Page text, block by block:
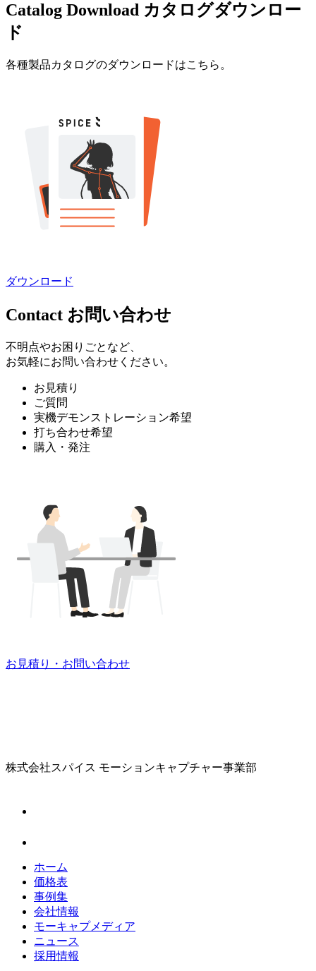
Catalog Download カタログダウンロー
ド
各種製品カタログのダウンロードはこちら。
ダウンロード
Contact お問い合わせ
不明点やお困りごとなど、
お気軽にお問い合わせください。
お見積り
ご質問
実機デモンストレーション希望
打ち合わせ希望
購入・発注
お見積り・お問い合わせ
株式会社スパイス モーションキャプチャー事業部
ホーム
価格表
事例集
会社情報
モーキャプメディア
ニュース
採用情報